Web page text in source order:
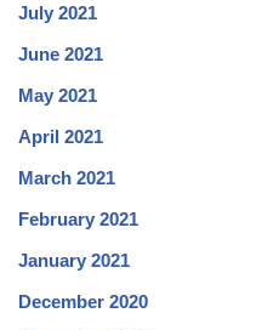
July 2021
June 2021
May 2021
April 2021
March 2021
February 2021
January 2021
December 2020